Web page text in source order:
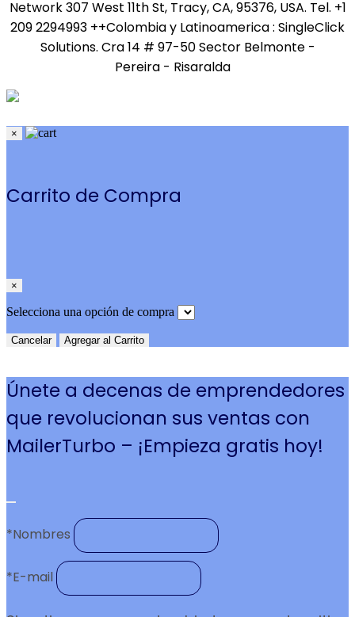
Network 307 West 11th St, Tracy, CA, 95376, USA. Tel. +1
209 2294993 ++Colombia y Latinoamerica : SingleClick
Solutions. Cra 14 # 97-50 Sector Belmonte -
Pereira - Risaralda
×
Carrito de Compra
×
Selecciona una opción de compra
Cancelar Agregar al Carrito
Únete a decenas de emprendedores
que revolucionan sus ventas con
MailerTurbo – ¡Empieza gratis hoy!
*Nombres
*E-mail